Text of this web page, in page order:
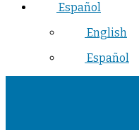
Español
English
Español